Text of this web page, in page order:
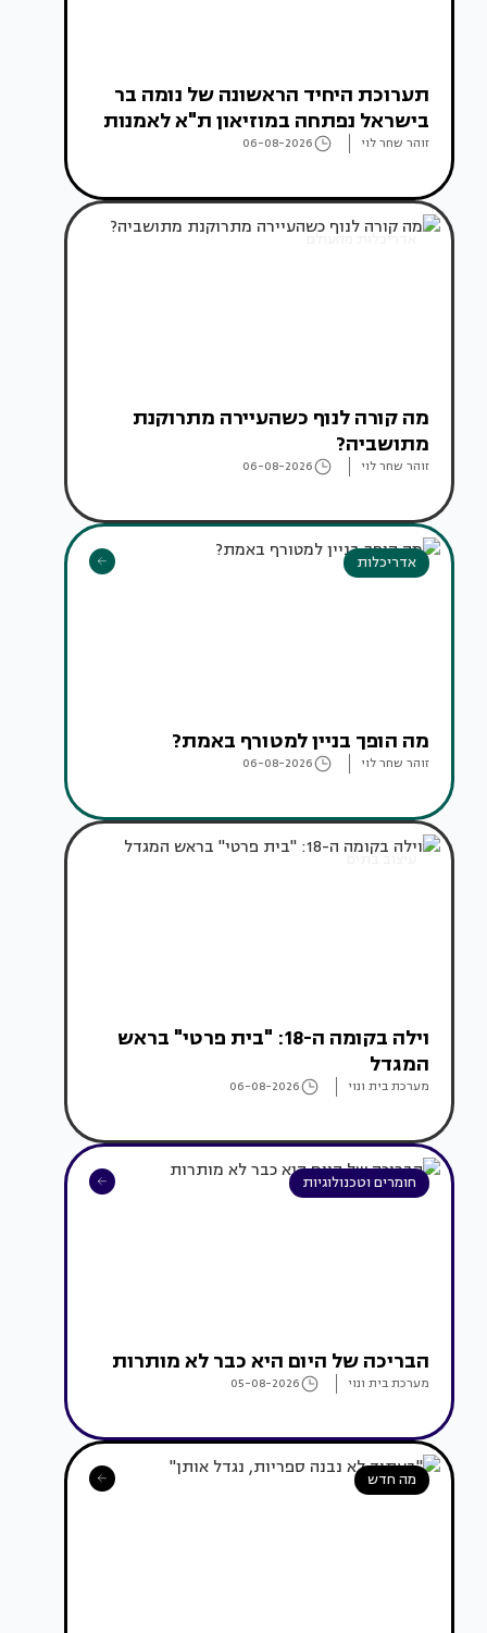
תערוכת היחיד הראשונה של נומה בר
בישראל נפתחה במוזיאון ת"א לאמנות
זוהר שחר לוי 06-08-2026
אדריכלות מהעולם
מה קורה לנוף כשהעיירה מתרוקנת
מתושביה?
זוהר שחר לוי 06-08-2026
אדריכלות
מה הופך בניין למטורף באמת?
זוהר שחר לוי 06-08-2026
עיצוב בתים
וילה בקומה ה-18: "בית פרטי" בראש
המגדל
מערכת בית ונוי 06-08-2026
חומרים וטכנולוגיות
הבריכה של היום היא כבר לא מותרות
מערכת בית ונוי 05-08-2026
מה חדש